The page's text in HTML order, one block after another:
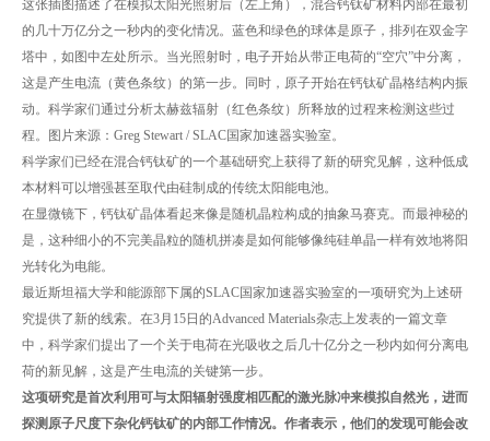
这张插图描述了在模拟太阳光照射后（左上角），混合钙钛矿材料内部在最初
的几十万亿分之一秒内的变化情况。蓝色和绿色的球体是原子，排列在双金字
塔中，如图中左处所示。当光照射时，电子开始从带正电荷的“空穴”中分离，
这是产生电流（黄色条纹）的第一步。同时，原子开始在钙钛矿晶格结构内振
动。科学家们通过分析太赫兹辐射（红色条纹）所释放的过程来检测这些过
程。图片来源：Greg Stewart / SLAC国家加速器实验室。
科学家们已经在混合钙钛矿的一个基础研究上获得了新的研究见解，这种低成
本材料可以增强甚至取代由硅制成的传统太阳能电池。
在显微镜下，钙钛矿晶体看起来像是随机晶粒构成的抽象马赛克。而最神秘的
是，这种细小的不完美晶粒的随机拼凑是如何能够像纯硅单晶一样有效地将阳
光转化为电能。
最近斯坦福大学和能源部下属的SLAC国家加速器实验室的一项研究为上述研
究提供了新的线索。在3月15日的Advanced Materials杂志上发表的一篇文章
中，科学家们提出了一个关于电荷在光吸收之后几十亿分之一秒内如何分离电
荷的新见解，这是产生电流的关键第一步。
这项研究是首次利用可与太阳辐射强度相匹配的激光脉冲来模拟自然光，进而
探测原子尺度下杂化钙钛矿的内部工作情况。作者表示，他们的发现可能会改